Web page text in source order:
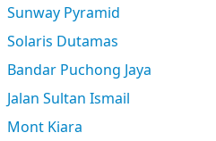
Sunway Pyramid
Solaris Dutamas
Bandar Puchong Jaya
Jalan Sultan Ismail
Mont Kiara